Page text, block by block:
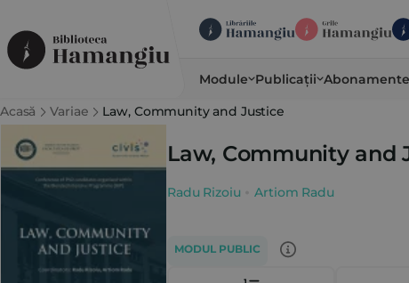
Module Publicații Abonamente
Acasă Variae Law, Community and Justice
Law, Community and
Radu Rizoiu Artiom Radu
MODUL PUBLIC